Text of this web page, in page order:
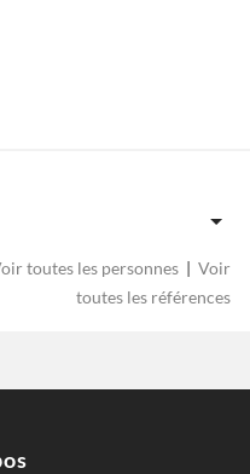
toutes les personnes | Voir
toutes les références